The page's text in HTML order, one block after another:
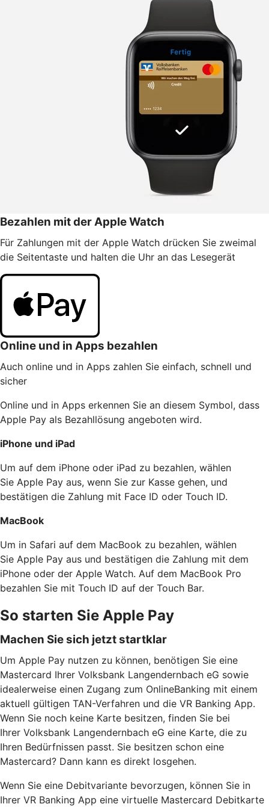
Bezahlen mit der Apple Watch
Für Zahlungen mit der Apple Watch drücken Sie zweimal
die Seitentaste und halten die Uhr an das Lesegerät
Online und in Apps bezahlen
Auch online und in Apps zahlen Sie einfach, schnell und
sicher
Online und in Apps erkennen Sie an diesem Symbol, dass
Apple Pay als Bezahllösung angeboten wird.
iPhone und iPad
Um auf dem iPhone oder iPad zu bezahlen, wählen
Sie Apple Pay aus, wenn Sie zur Kasse gehen, und
bestätigen die Zahlung mit Face ID oder Touch ID.
MacBook
Um in Safari auf dem MacBook zu bezahlen, wählen
Sie Apple Pay aus und bestätigen die Zahlung mit dem
iPhone oder der Apple Watch. Auf dem MacBook Pro
bezahlen Sie mit Touch ID auf der Touch Bar.
So starten Sie Apple Pay
Machen Sie sich jetzt startklar
Um Apple Pay nutzen zu können, benötigen Sie eine
Mastercard Ihrer Volksbank Langendernbach eG sowie
idealerweise einen Zugang zum OnlineBanking mit einem
aktuell gültigen TAN-Verfahren und die VR Banking App.
Wenn Sie noch keine Karte besitzen, finden Sie bei
Ihrer Volksbank Langendernbach eG eine Karte, die zu
Ihren Bedürfnissen passt. Sie besitzen schon eine
Mastercard? Dann kann es direkt losgehen.
Wenn Sie eine Debitvariante bevorzugen, können Sie in
Ihrer VR Banking App eine virtuelle Mastercard Debitkarte